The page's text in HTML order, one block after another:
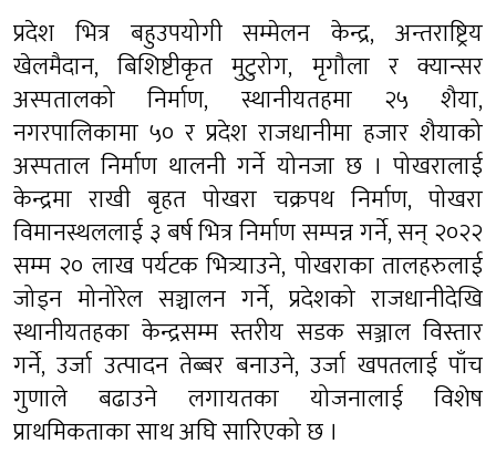
प्रदेश भित्र बहुउपयोगी सम्मेलन केन्द्र, अन्तराष्ट्रिय
खेलमैदान, बिशिष्टीकृत मुटुरोग, मृगौला र क्यान्सर
अस्पतालको निर्माण, स्थानीयतहमा २५ शैया,
नगरपालिकामा ५० र प्रदेश राजधानीमा हजार शैयाको
अस्पताल निर्माण थालनी गर्ने योनजा छ । पोखरालाई
केन्द्रमा राखी बृहत पोखरा चक्रपथ निर्माण, पोखरा
विमानस्थललाई ३ बर्ष भित्र निर्माण सम्पन्न गर्ने, सन् २०२२
सम्म २० लाख पर्यटक भित्र्याउने, पोखराका तालहरुलाई
जोड्न मोनोरेल सञ्चालन गर्ने, प्रदेशको राजधानीदेखि
स्थानीयतहका केन्द्रसम्म स्तरीय सडक सञ्जाल विस्तार
गर्ने, उर्जा उत्पादन तेब्बर बनाउने, उर्जा खपतलाई पाँच
गुणाले बढाउने लगायतका योजनालाई विशेष
प्राथमिकताका साथ अघि सारिएको छ ।